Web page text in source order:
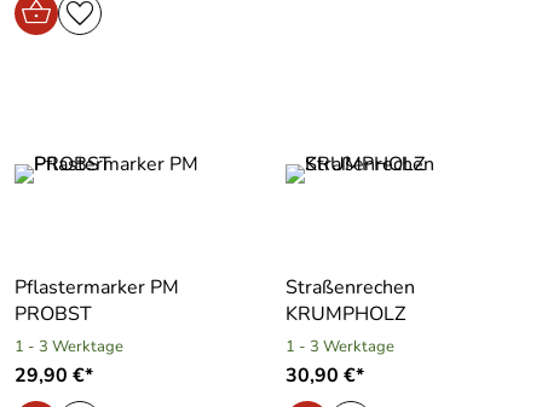
Pflastermarker PM
PROBST
1 - 3 Werktage
29,90 €*
Straßenrechen
KRUMPHOLZ
1 - 3 Werktage
30,90 €*